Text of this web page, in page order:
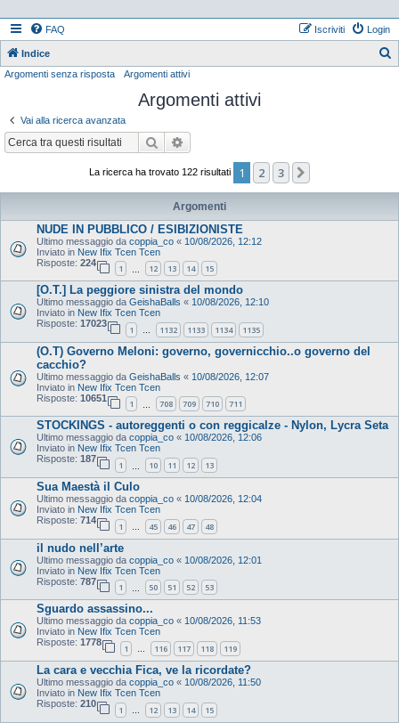
FAQ Login
Iscriviti
Indice
Argomenti senza risposta Argomenti attivi
Argomenti attivi
Vai alla ricerca avanzata
Cerca
La ricerca ha trovato 122 risultati 1 2 3
Argomenti
NUDE IN PUBBLICO / ESIBIZIONISTE
Ultimo messaggio da coppia_co « 10/08/2026, 12:12
Inviato in New Ifix Tcen Tcen
Risposte: 224
1 12 13 14 15
[O.T.] La peggiore sinistra del mondo
Ultimo messaggio da GeishaBalls « 10/08/2026, 12:10
Inviato in New Ifix Tcen Tcen
Risposte: 17023
1 … 1132 1133 1134 1135
(O.T) Governo Meloni: governo, governicchio..o governo del
cacchio?
Ultimo messaggio da GeishaBalls « 10/08/2026, 12:07
Inviato in New Ifix Tcen Tcen
Risposte: 10651
1 708 709 710 711
STOCKINGS - autoreggenti o con reggicalze - Nylon, Lycra Seta
Ultimo messaggio da coppia_co « 10/08/2026, 12:06
Inviato in New Ifix Tcen Tcen
Risposte: 187
1 10 11 12 13
Sua Maestà il Culo
Ultimo messaggio da coppia_co « 10/08/2026, 12:04
Inviato in New Ifix Tcen Tcen
Risposte: 714
1 … 45 46 47 48
il nudo nell’arte
Ultimo messaggio da coppia_co « 10/08/2026, 12:01
Inviato in New Ifix Tcen Tcen
Risposte: 787
1 50 51 52 53
Sguardo assassino...
Ultimo messaggio da coppia_co « 10/08/2026, 11:53
Inviato in New Ifix Tcen Tcen
Risposte: 1778
1 … 116 117 118 119
La cara e vecchia Fica, ve la ricordate?
Ultimo messaggio da coppia_co « 10/08/2026, 11:50
Inviato in New Ifix Tcen Tcen
Risposte: 210
1 … 12 13 14 15